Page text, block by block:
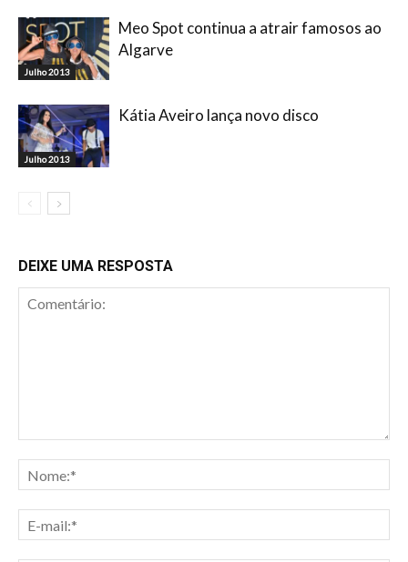
Julho 2013
Meo Spot continua a atrair famosos ao
Algarve
Julho 2013
Kátia Aveiro lança novo disco
DEIXE UMA RESPOSTA